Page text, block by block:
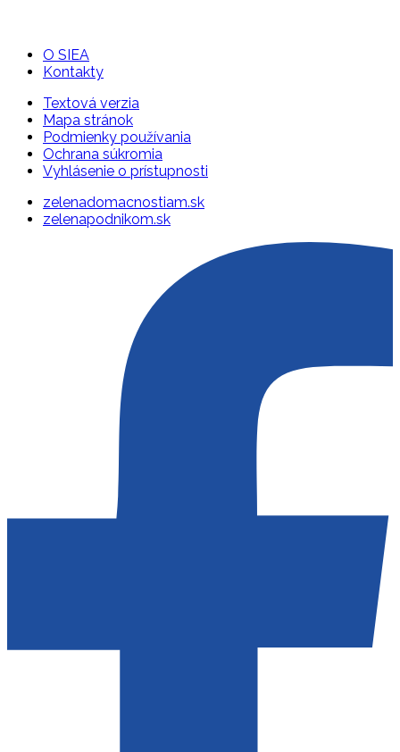
O SIEA
Kontakty
Textová verzia
Mapa stránok
Podmienky používania
Ochrana súkromia
Vyhlásenie o prístupnosti
zelenadomacnostiam.sk
zelenapodnikom.sk